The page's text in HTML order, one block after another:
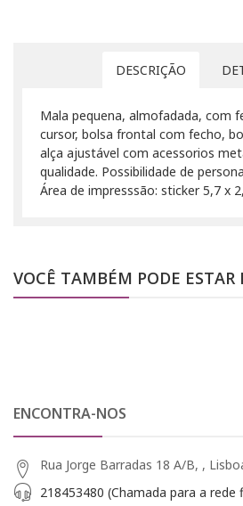
DESCRIÇÃO
Mala pequena, almofadada, com
cursor, bolsa frontal com fecho,
alça ajustável com acessorios
qualidade. Possibilidade de
Área de impresssão: sticker 5,7 x
VOCÊ TAMBÉM PODE ESTAR
ENCONTRA-NOS
Rua Jorge Barradas 18 A/B, ,
218453480 (Chamada para a rede